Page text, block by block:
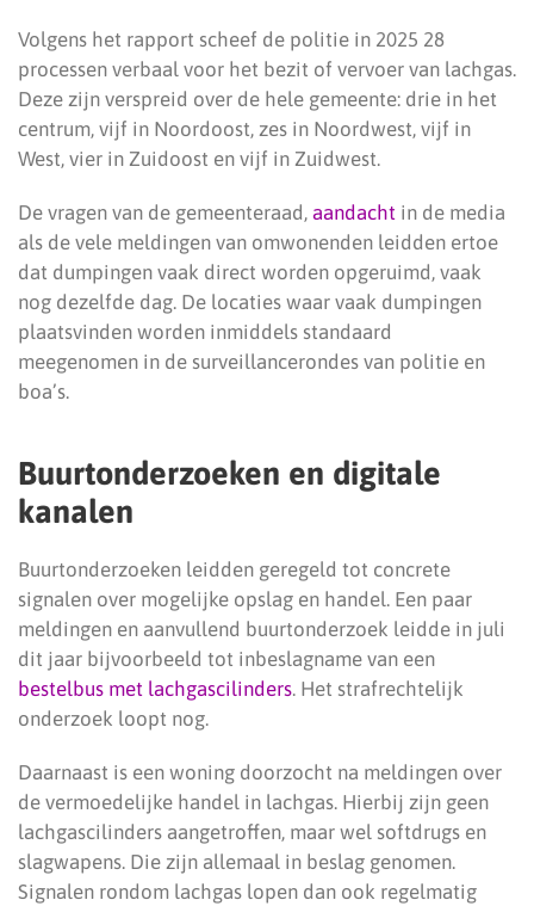
Volgens het rapport scheef de politie in 2025 28
processen verbaal voor het bezit of vervoer van lachgas.
Deze zijn verspreid over de hele gemeente: drie in het
centrum, vijf in Noordoost, zes in Noordwest, vijf in
West, vier in Zuidoost en vijf in Zuidwest.
De vragen van de gemeenteraad, aandacht in de media
als de vele meldingen van omwonenden leidden ertoe
dat dumpingen vaak direct worden opgeruimd, vaak
nog dezelfde dag. De locaties waar vaak dumpingen
plaatsvinden worden inmiddels standaard
meegenomen in de surveillancerondes van politie en
boa’s.
Buurtonderzoeken en digitale
kanalen
Buurtonderzoeken leidden geregeld tot concrete
signalen over mogelijke opslag en handel. Een paar
meldingen en aanvullend buurtonderzoek leidde in juli
dit jaar bijvoorbeeld tot inbeslagname van een
bestelbus met lachgascilinders. Het strafrechtelijk
onderzoek loopt nog.
Daarnaast is een woning doorzocht na meldingen over
de vermoedelijke handel in lachgas. Hierbij zijn geen
lachgascilinders aangetroffen, maar wel softdrugs en
slagwapens. Die zijn allemaal in beslag genomen.
Signalen rondom lachgas lopen dan ook regelmatig